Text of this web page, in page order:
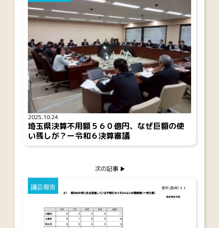
2025.10.24
埼玉県決算不用額５６０億円、なぜ巨額の使
い残しが？ー令和６決算審議
議会報告
次の記事